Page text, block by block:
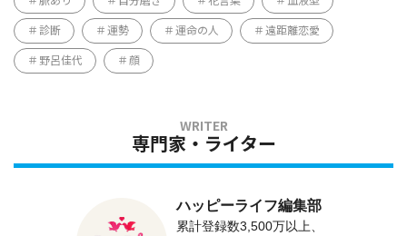
診断 運勢 運命の人 遠距離恋愛
野呂佳代 顔
専門家・ライター
ハッピーライフ編集部
累計登録数3,500万以上、